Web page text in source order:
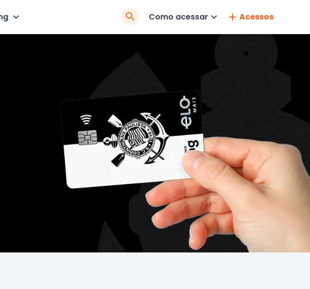
Pesquisar
Como acessar Acessos